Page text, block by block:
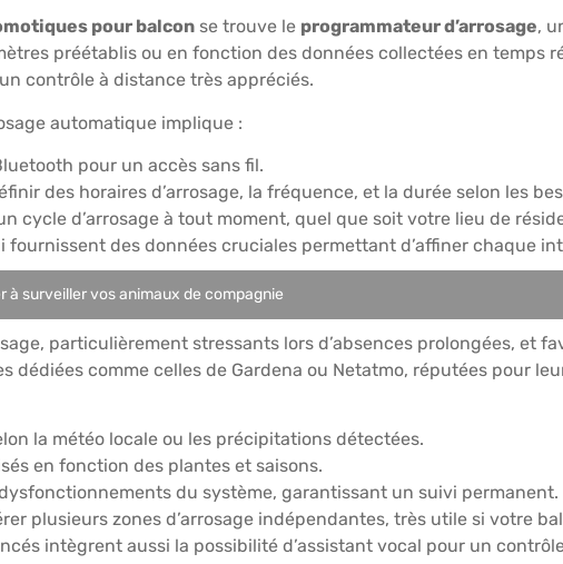
pour balcon se trouve le programmateur d’arrosage,
préétablis ou en fonction des données collectées en temps
contrôle à distance très appréciés.
automatique implique :
pour un accès sans fil.
des horaires d’arrosage, la fréquence, et la durée selon les
cycle d’arrosage à tout moment, quel que soit votre lieu de
fournissent des données cruciales permettant d’affiner chaque
à surveiller vos animaux de compagnie
particulièrement stressants lors d’absences prolongées, et
dédiées comme celles de Gardena ou Netatmo, réputées pour
la météo locale ou les précipitations détectées.
en fonction des plantes et saisons.
du système, garantissant un suivi permanent.
plusieurs zones d’arrosage indépendantes, très utile si votre
intègrent aussi la possibilité d’assistant vocal pour un